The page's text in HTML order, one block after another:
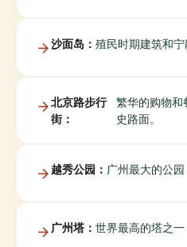
沙面岛： 殖民时期建筑和宁
北京路步行
街：
繁华的购物和
史路面。
越秀公园： 广州最大的公园
广州塔： 世界最高的塔之一